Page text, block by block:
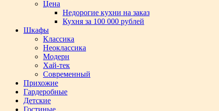
Цена
Недорогие кухни на заказ
Кухня за 100 000 рублей
Шкафы
Классика
Неоклассика
Модерн
Хай-тек
Современный
Прихожие
Гардеробные
Детские
Гостиные